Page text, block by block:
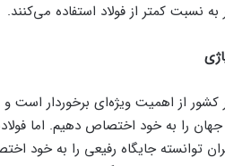
نسبت کمتر از فولاد استفاده می‌کنند.
از اهمیت ویژه‌ای برخوردار است و
جهان را به خود اختصاص دهیم. اما
توانسته جایگاه رفیعی را به خود